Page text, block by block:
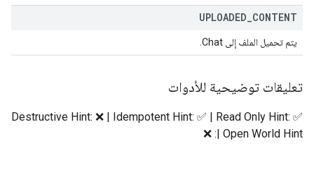
UPLOADED CONTENT
يتم تحميل الملف إلى Chat.
تعليقات توضيحية للأدوات
Destructive Hint: ❌ | Idempotent Hint: ✅ | Read Only Hint: ✅
| Open World Hint: ❌